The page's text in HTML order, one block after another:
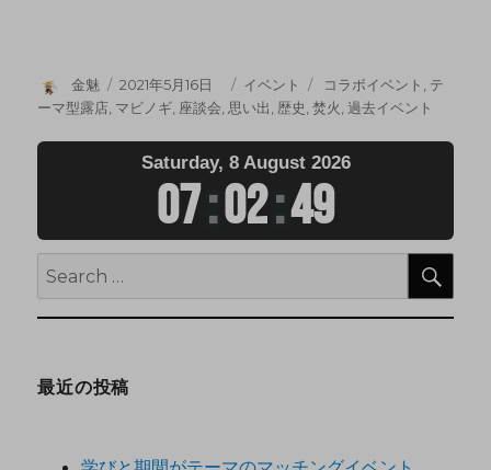
金魅 2021年5月16日 イベント コラボイベント
テ
ーマ型露店, マビノギ, 座談会,思い出, 歴史,焚火,過去イベント
Saturday, 8 August 2026
07:02:50
最近の投稿